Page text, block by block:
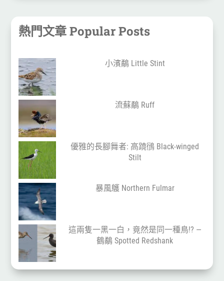
熱門文章 Popular Posts
小濱鷸 Little Stint
流蘇鷸 Ruff
優雅的長腳舞者: 高蹺鴴 Black-winged
Stilt
暴風鸌 Northern Fulmar
這兩隻一黑一白，竟然是同一種鳥!? —
鶴鷸 Spotted Redshank